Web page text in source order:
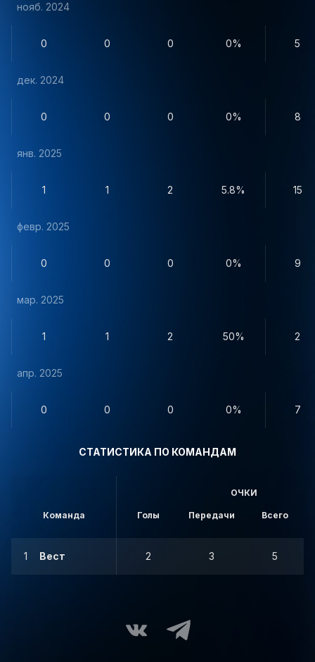
нояб. 2024
0 0 0 0% 5
дек. 2024
0 0 0 0% 8
янв. 2025
1 1 2 5.8% 15
февр. 2025
0 0 0 0% 9
мар. 2025
1 1 2 50% 2
апр. 2025
0 0 0 0% 7
СТАТИСТИКА ПО КОМАНДАМ
Команда
ОЧКИ
Голы Передачи Всего
1 Вест 2 3 5